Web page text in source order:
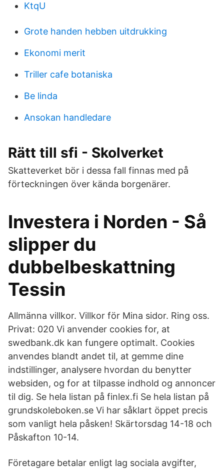
KtqU
Grote handen hebben uitdrukking
Ekonomi merit
Triller cafe botaniska
Be linda
Ansokan handledare
Rätt till sfi - Skolverket
Skatteverket bör i dessa fall finnas med på
förteckningen över kända borgenärer.
Investera i Norden - Så
slipper du
dubbelbeskattning
Tessin
Allmänna villkor. Villkor för Mina sidor. Ring oss.
Privat: 020 Vi anvender cookies for, at
swedbank.dk kan fungere optimalt. Cookies
anvendes blandt andet til, at gemme dine
indstillinger, analysere hvordan du benytter
websiden, og for at tilpasse indhold og annoncer
til dig. Se hela listan på finlex.fi Se hela listan på
grundskoleboken.se Vi har såklart öppet precis
som vanligt hela påsken! Skärtorsdag 14-18 och
Påskafton 10-14.
Företagare betalar enligt lag sociala avgifter,